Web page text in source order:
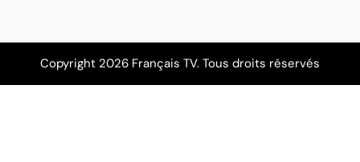
Copyright 2026 Français TV. Tous droits réservés